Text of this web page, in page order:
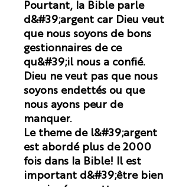
Pourtant, la Bible parle
d&#39;argent car Dieu veut
que nous soyons de bons
gestionnaires de ce
qu&#39;il nous a confié.
Dieu ne veut pas que nous
soyons endettés ou que
nous ayons peur de
manquer.
Le theme de l&#39;argent
est abordé plus de 2000
fois dans la Bible! Il est
important d&#39;être bien